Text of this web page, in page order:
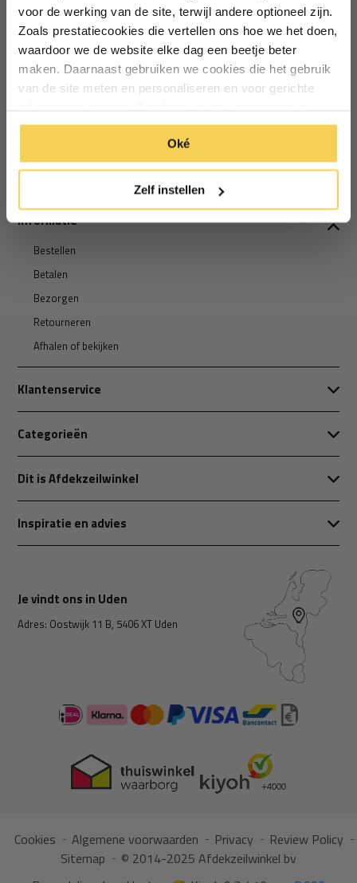
voor de werking van de site, terwijl andere optioneel zijn.
Zoals prestatiecookies die vertellen ons hoe we het doen,
waardoor we de website elke dag een beetje beter
maken. Daarnaast gebruiken we cookies die het gebruik
van de site meten en personaliseren en voor gerichte
manier. Klik op 'Oké' om alle cookies te accepteren. Of
klik op ‘alleen essentiele’ als je niet akkoord gaat met
cookies.
Oké
Zelf instellen
Ontvang €5 korting
Schrijf je in voor de nieuwsbrief en ontvang €5 welkomstkorting!
Email
Informatie
Bestellen
Betalen
Bezorgen
Retourneren
Afhalen of bekijken
Klantenservice
Categorieën
Dit is Afdekzeilwinkel
Inspiratie en advies
Je vindt ons in Uden
Adres: Oostwijk 11 B, 5406 XT Uden
Cookies Algemene voorwaarden Privacy
Review Policy
Sitemap
© 2014-2025 Afdekzeilwinkel bv
Particulier Zakelijk
Inschrijven
*Geldig bij minimale besteding vanaf €75